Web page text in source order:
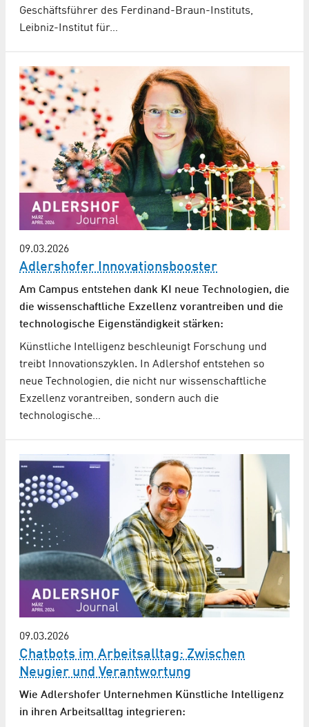
Geschäftsführer des Ferdinand-Braun-Instituts,
Leibniz-Institut für…
09.03.2026
Adlershofer Innovationsbooster
Am Campus entstehen dank KI neue Technologien, die
die wissenschaftliche Exzellenz vorantreiben und die
technologische Eigenständigkeit stärken:
Künstliche Intelligenz beschleunigt Forschung und
treibt Innovationszyklen. In Adlershof entstehen so
neue Technologien, die nicht nur wissenschaftliche
Exzellenz vorantreiben, sondern auch die
technologische…
09.03.2026
Chatbots im Arbeitsalltag: Zwischen
Neugier und Verantwortung
Wie Adlershofer Unternehmen Künstliche Intelligenz
in ihren Arbeitsalltag integrieren: